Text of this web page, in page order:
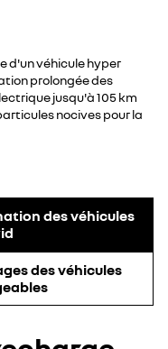
d'un véhicule hyper
prolongée des
jusqu'à 105 km
nocives pour la
des véhicules
des véhicules